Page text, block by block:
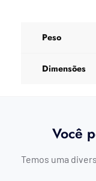
Peso
Dimensões
Você
Temos uma